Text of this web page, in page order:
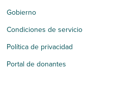
Gobierno
Condiciones de servicio
Política de privacidad
Portal de donantes